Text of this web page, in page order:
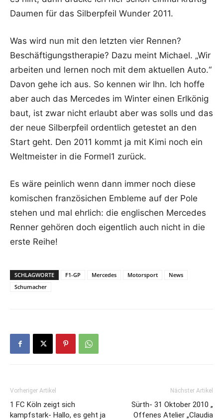
Daumen für das Silberpfeil Wunder 2011.
Was wird nun mit den letzten vier Rennen?
Beschäftigungstherapie? Dazu meint Michael. „Wir
arbeiten und lernen noch mit dem aktuellen Auto.“
Davon gehe ich aus. So kennen wir Ihn. Ich hoffe
aber auch das Mercedes im Winter einen Erlkönig
baut, ist zwar nicht erlaubt aber was solls und das
der neue Silberpfeil ordentlich getestet an den
Start geht. Den 2011 kommt ja mit Kimi noch ein
Weltmeister in die Formel1 zurück.
Es wäre peinlich wenn dann immer noch diese
komischen französichen Embleme auf der Pole
stehen und mal ehrlich: die englischen Mercedes
Renner gehören doch eigentlich auch nicht in die
erste Reihe!
SCHLAGWORTE F1-GP Mercedes Motorsport
News
Schumacher
Vorheriger Artikel
1 FC Köln zeigt sich
kampfstark- Hallo, es geht ja
Nächster Artikel
Sürth- 31 Oktober 2010 „
Offenes Atelier „Claudia